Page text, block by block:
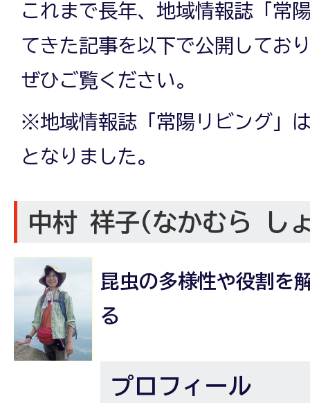
これまで長年、地域情報誌「常
てきた記事を以下で公開してお
ぜひご覧ください。
※地域情報誌「常陽リビング」
となりました。
中村 祥子(なかむら し
昆虫の多様性や役割を
る
プロフィール